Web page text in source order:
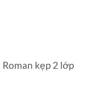
kẹp 2 lớp